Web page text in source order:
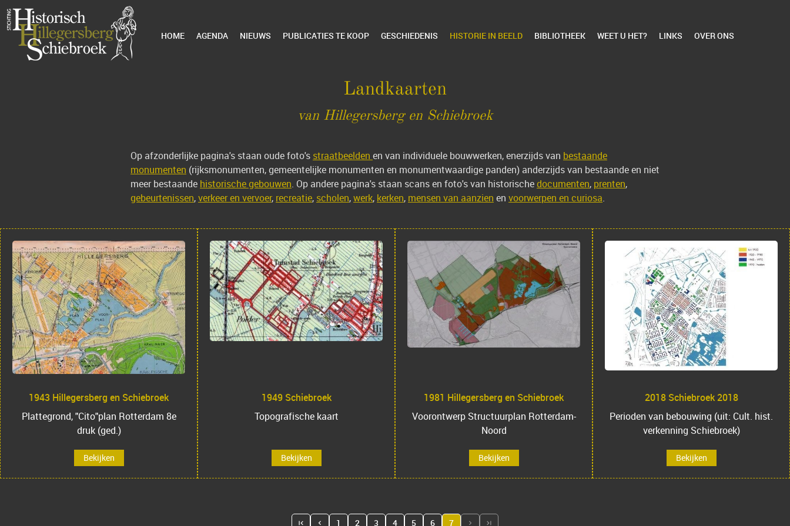
HOME AGENDA NIEUWS PUBLICATIES TE KOOP GESCHIEDENIS HISTORIE IN BEELD BIBLIOTHEEK WEET U HET? LINKS OVER ONS
Landkaarten
van Hillegersberg en Schiebroek
Op afzonderlijke pagina's staan oude foto's straatbeelden en van individuele bouwwerken, enerzijds van bestaande
monumenten (rijksmonumenten, gemeentelijke monumenten en monumentwaardige panden) anderzijds van bestaande en niet
meer bestaande historische gebouwen. Op andere pagina's staan scans en foto's van historischedocumenten, prenten,
gebeurtenissen,verkeer en vervoer, recreatie, scholen,werk, kerken, mensen van aanzien en voorwerpen en curiosa.
1943 Hillegersberg en Schiebroek
Plattegrond, "Cito"plan Rotterdam 8e
druk (ged.)
Bekijken
1949 Schiebroek
Topografische kaart
Bekijken
1981 Hillegersberg en Schiebroek
Voorontwerp Structuurplan Rotterdam-
Noord
Bekijken
2018 Schiebroek 2018
Perioden van bebouwing (uit: Cult. hist.
verkenning Schiebroek)
Bekijken
1 2 3 4 5 6 7